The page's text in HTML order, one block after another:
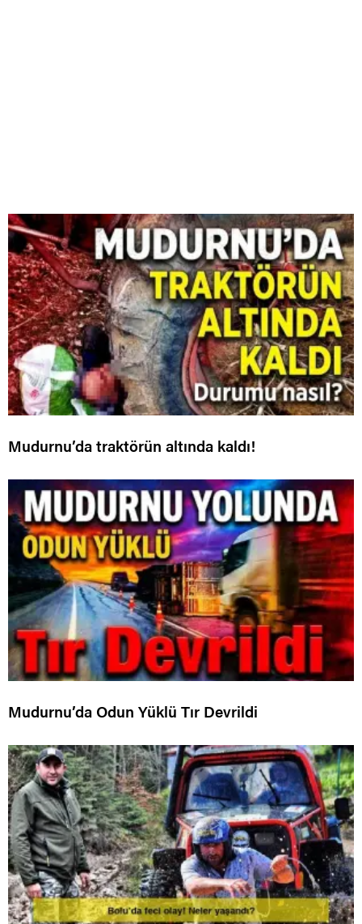
Mudurnu’da traktörün altında kaldı!
Mudurnu’da Odun Yüklü Tır Devrildi